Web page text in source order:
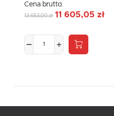
Cena brutto:
13 653,00 zł 11 605,05 zł